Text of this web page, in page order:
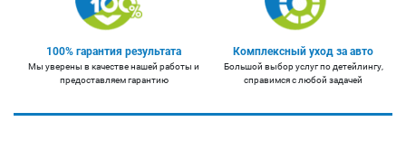
100% гарантия результата
Мы уверены в качестве нашей работы и
предоставляем гарантию
Комплексный уход за авто
Большой выбор услуг по детейлингу,
справимся с любой задачей